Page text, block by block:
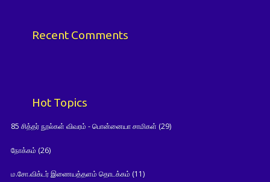
Recent Comments
Hot Topics
85 சித்தர் நூல்கள் விவரம் - பொன்னையா சாமிகள் (29)
நோக்கம் (26)
ம.சோ.விக்டர் இணையத்தளம் தொடக்கம் (11)